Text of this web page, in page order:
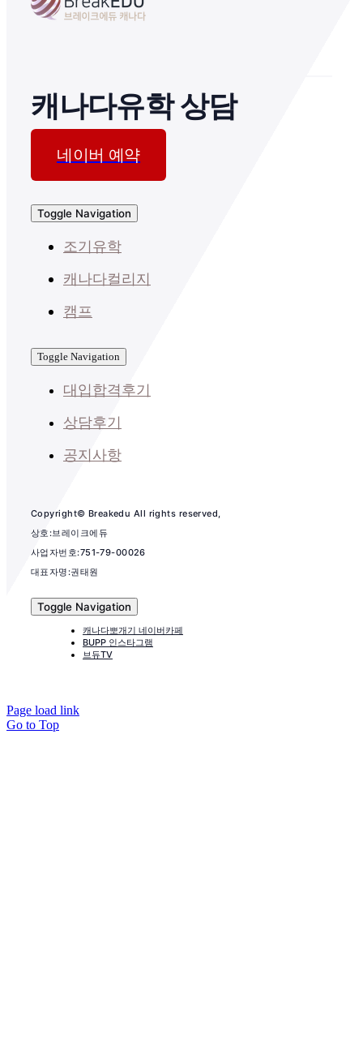
캐나다유학 상담
네이버 예약
Toggle Navigation
조기유학
캐나다컬리지
캠프
Toggle Navigation
대입합격후기
상담후기
공지사항
Copyright© Breakedu All rights reserved,
상호:브레이크에듀
사업자번호:751-79-00026
대표자명:권태원
Toggle Navigation
캐나다뽀개기 네이버카페
BUPP 인스타그램
브듀TV
Page load link
Go to Top